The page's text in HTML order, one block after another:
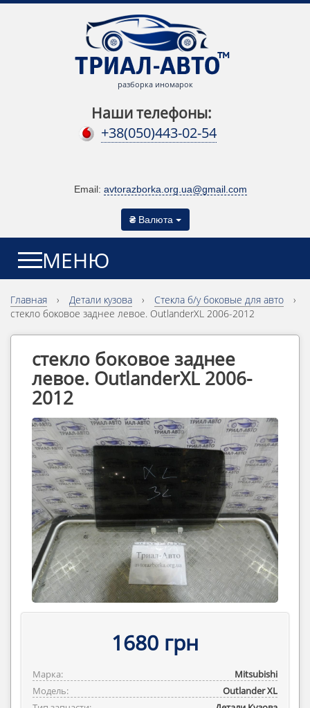
разборка иномарок
Наши телефоны:
+38(050)443-02-54
Email: avtorazborka.org.ua@gmail.com
₴ Валюта
МЕНЮ
Главная › Детали кузова › Cтекла б/у боковые для авто
›
стекло боковое заднее левое. OutlanderXL 2006-2012
стекло боковое заднее
левое. OutlanderXL 2006-
2012
1680 грн
Марка:
Mitsubishi
Модель:
Outlander ‎XL